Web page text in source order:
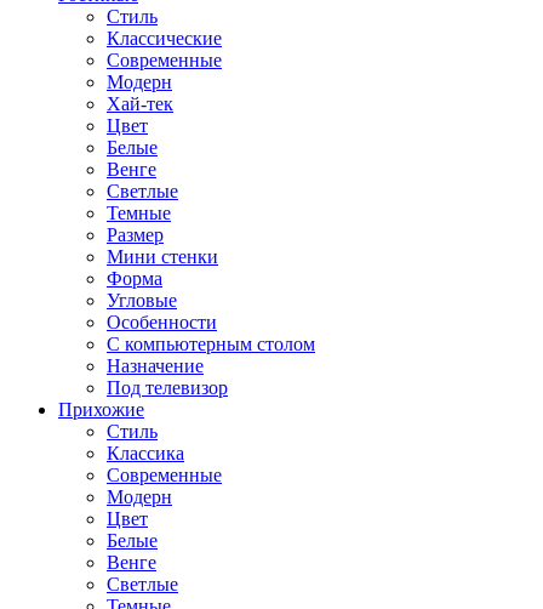
Стиль
Классические
Современные
Модерн
Хай-тек
Цвет
Белые
Венге
Светлые
Темные
Размер
Мини стенки
Форма
Угловые
Особенности
С компьютерным столом
Назначение
Под телевизор
Прихожие
Стиль
Классика
Современные
Модерн
Цвет
Белые
Венге
Светлые